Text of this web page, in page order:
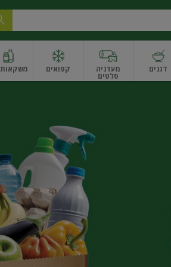
דגנים מעדניה
סלטים
ונקניקים
קפואים משקאות
פירות יבשים בתפזורתפיצוחים, אגוזים